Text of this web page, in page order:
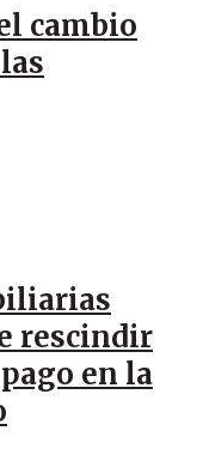
cambio
rescindir
en la